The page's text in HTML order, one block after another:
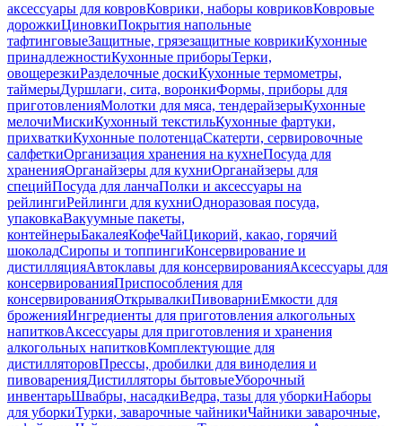
аксессуары для ковровКоврики, наборы ковриковКовровые
дорожкиЦиновкиПокрытия напольные
тафтинговыеЗащитные, грязезащитные коврикиКухонные
принадлежностиКухонные приборыТерки,
овощерезкиРазделочные доскиКухонные термометры,
таймерыДуршлаги, сита, воронкиФормы, приборы для
приготовленияМолотки для мяса, тендерайзерыКухонные
мелочиМискиКухонный текстильКухонные фартуки,
прихваткиКухонные полотенцаСкатерти, сервировочные
салфеткиОрганизация хранения на кухнеПосуда для
храненияОрганайзеры для кухниОрганайзеры для
специйПосуда для ланчаПолки и аксессуары на
рейлингиРейлинги для кухниОдноразовая посуда,
упаковкаВакуумные пакеты,
контейнерыБакалеяКофеЧайЦикорий, какао, горячий
шоколадСиропы и топпингиКонсервирование и
дистилляцияАвтоклавы для консервированияАксессуары для
консервированияПриспособления для
консервированияОткрывалкиПивоварниЕмкости для
броженияИнгредиенты для приготовления алкогольных
напитковАксессуары для приготовления и хранения
алкогольных напитковКомплектующие для
дистилляторовПрессы, дробилки для виноделия и
пивоваренияДистилляторы бытовыеУборочный
инвентарьШвабры, насадкиВедра, тазы для уборкиНаборы
для уборкиТурки, заварочные чайникиЧайники заварочные,